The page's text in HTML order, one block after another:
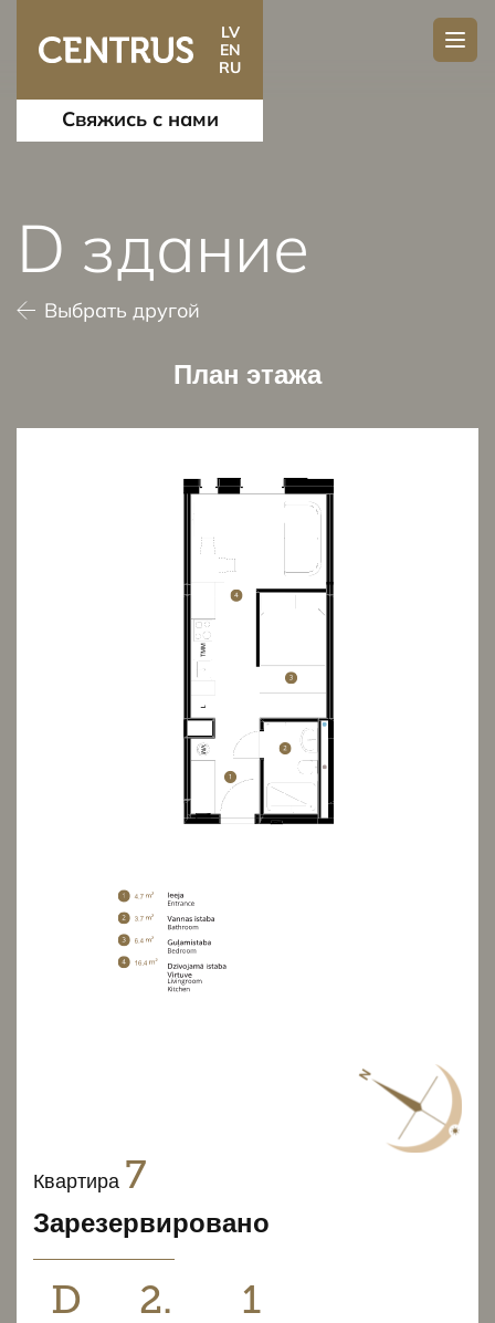
LV
EN
RU
Свяжись с нами
D здание
Выбрать другой
План этажа
Квартира 7
Зарезервировано
D 2. 1